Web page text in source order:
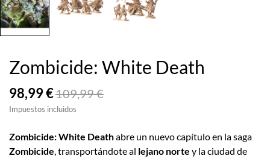
Zombicide: White Death
98,99 €109,99 €
Impuestos incluidos
Zombicide: White Deathabre un nuevo capítulo en la saga
Zombicide, transportándote al lejano norte y la ciudad de